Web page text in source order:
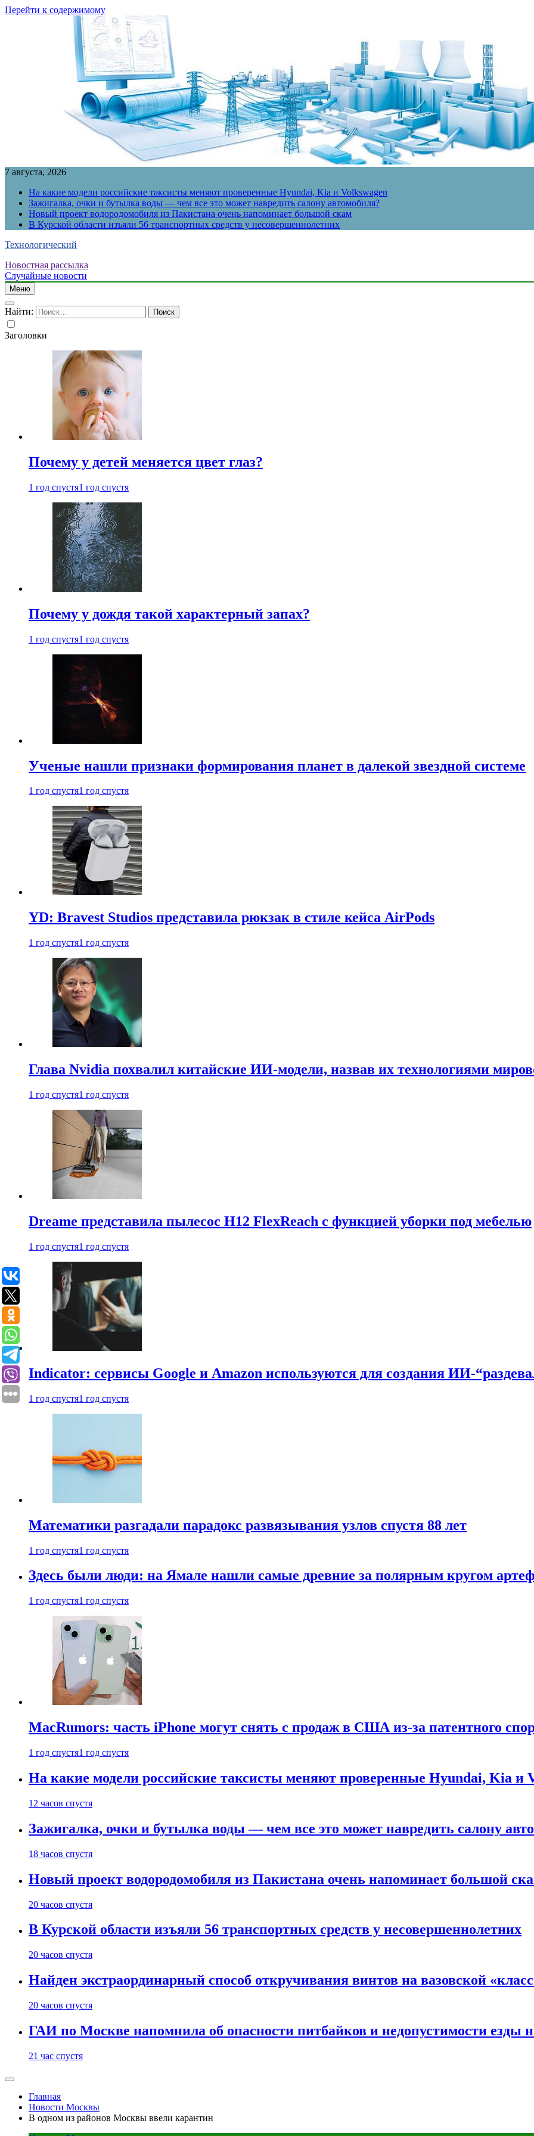
Перейти к содержимому
7 августа, 2026
На какие модели российские таксисты меняют проверенные Hyundai, Kia и Volkswagen
Зажигалка, очки и бутылка воды — чем все это может навредить салону автомобиля?
Новый проект водородомобиля из Пакистана очень напоминает большой скам
В Курской области изъяли 56 транспортных средств у несовершеннолетних
Технологический
Новостная рассылка
Случайные новости
Меню
Найти:
Заголовки
Почему у детей меняется цвет глаз?
1 год спустя1 год спустя
Почему у дождя такой характерный запах?
1 год спустя1 год спустя
Ученые нашли признаки формирования планет в далекой звездной системе
1 год спустя1 год спустя
YD: Bravest Studios представила рюкзак в стиле кейса AirPods
1 год спустя1 год спустя
Глава Nvidia похвалил китайские ИИ-модели, назвав их технологиями
1 год спустя1 год спустя
Dreame представила пылесос H12 FlexReach с функцией уборки под мебелью
1 год спустя1 год спустя
Indicator: сервисы Google и Amazon используются для создания ИИ-
1 год спустя1 год спустя
Математики разгадали парадокс развязывания узлов спустя 88 лет
1 год спустя1 год спустя
Здесь были люди: на Ямале нашли самые древние за полярным кругом
1 год спустя1 год спустя
MacRumors: часть iPhone могут снять с продаж в США из-за патентного
1 год спустя1 год спустя
На какие модели российские таксисты меняют проверенные Hyundai, Kia и
12 часов спустя
Зажигалка, очки и бутылка воды — чем все это может навредить салону
18 часов спустя
Новый проект водородомобиля из Пакистана очень напоминает большой
20 часов спустя
В Курской области изъяли 56 транспортных средств у несовершеннолетних
20 часов спустя
Найден экстраординарный способ откручивания винтов на вазовской
20 часов спустя
ГАИ по Москве напомнила об опасности питбайков и недопустимости езды
21 час спустя
Главная
Новости Москвы
В одном из районов Москвы ввели карантин